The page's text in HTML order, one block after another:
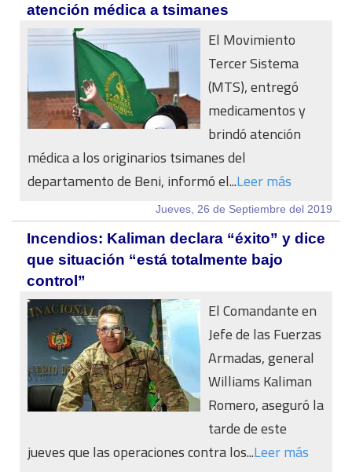
atención médica a tsimanes
El Movimiento
Tercer Sistema
(MTS), entregó
medicamentos y
brindó atención
médica a los originarios tsimanes del
departamento de Beni, informó el...Leer más
Jueves, 26 de Septiembre del 2019
Incendios: Kaliman declara “éxito” y dice
que situación “está totalmente bajo
control”
El Comandante en
Jefe de las Fuerzas
Armadas, general
Williams Kaliman
Romero, aseguró la
tarde de este
jueves que las operaciones contra los...Leer más